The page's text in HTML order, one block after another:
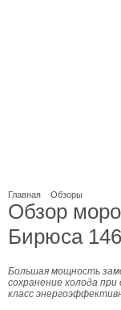
Главная Обзоры
Обзор
Бирюса 146
Большая мощность
сохранение холода
класс